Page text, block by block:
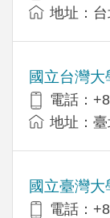
地址：
國立台灣
電話：
地址：
國立臺灣
電話：